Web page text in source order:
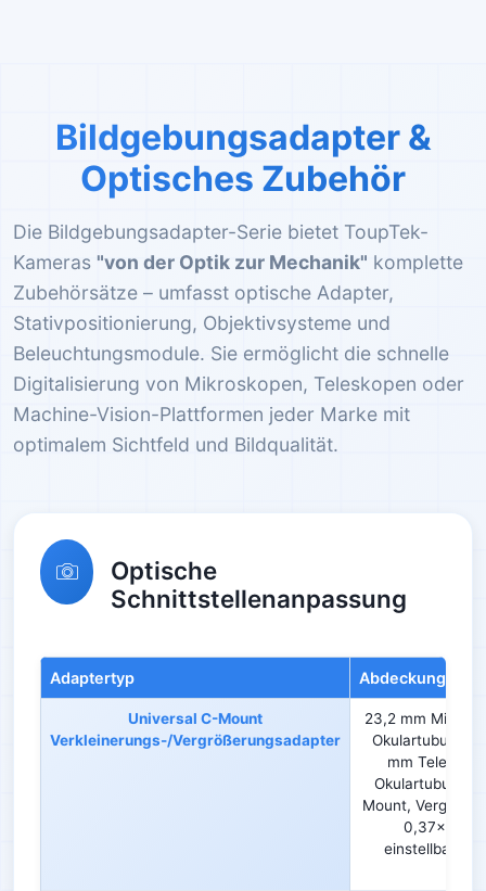
Bildgebungsadapter &
Optisches Zubehör
Die Bildgebungsadapter-Serie bietet ToupTek-
Kameras "von der Optik zur Mechanik" komplette
Zubehörsätze – umfasst optische Adapter,
Stativpositionierung, Objektivsysteme und
Beleuchtungsmodule. Sie ermöglicht die schnelle
Digitalisierung von Mikroskopen, Teleskopen oder
Machine-Vision-Plattformen jeder Marke mit
optimalem Sichtfeld und Bildqualität.
Optische
Schnittstellenanpassung
Adaptertyp
Universal C-Mount
Verkleinerungs-/Vergrößerungsadapter
23,2 mm
Okulartubus,
mm Teleskop-
Okulartubus →
Mount,
0,37×–1×
einstellbar/